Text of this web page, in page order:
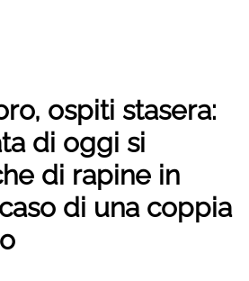
ospiti stasera:
di oggi si
di rapine in
di una coppia